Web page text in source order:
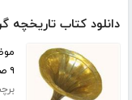
دانلود کتاب تاریخچه
۹ صفحه